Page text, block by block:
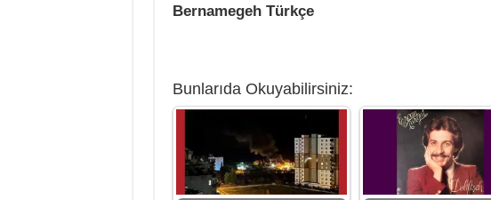
Bernamegeh Türkçe
Bunlarıda Okuyabilirsiniz: